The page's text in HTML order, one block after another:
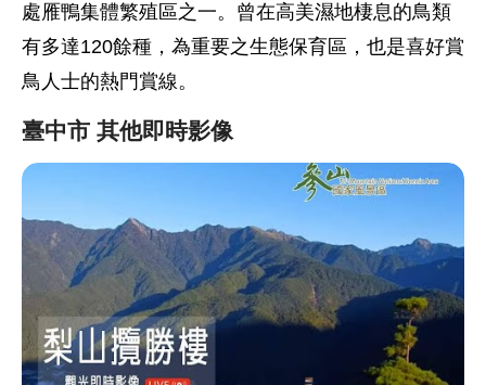
處雁鴨集體繁殖區之一。曾在高美濕地棲息的鳥類
有多達120餘種，為重要之生態保育區，也是喜好賞
鳥人士的熱門賞線。
臺中市 其他即時影像